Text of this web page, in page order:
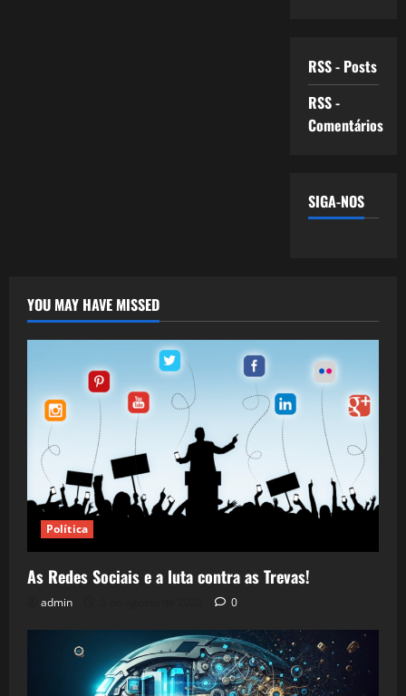
RSS - Posts
RSS -
Comentários
SIGA-NOS
YOU MAY HAVE MISSED
Política
As Redes Sociais e a luta contra as Trevas!
admin 0